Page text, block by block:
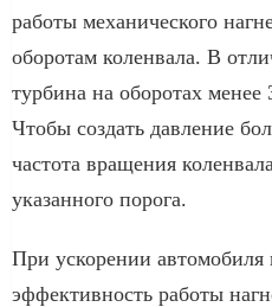
работы механического
оборотам коленвала. В
турбина на оборотах менее
Чтобы создать давление
частота вращения
указанного порога.
При ускорении автомобиля
эффективность работы